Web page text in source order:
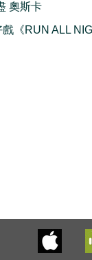
奧斯卡
《RUN ALL